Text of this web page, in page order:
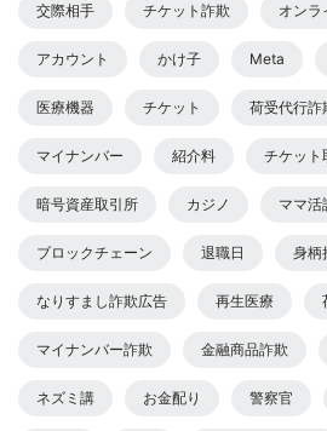
交際相手 チケット詐欺 オンラ
アカウント かけ子 Meta
医療機器 チケット 荷受代行詐
マイナンバー 紹介料 チケット
暗号資産取引所 カジノ ママ活
ブロックチェーン 退職日 身柄
なりすまし詐欺広告 再生医療
マイナンバー詐欺 金融商品詐欺
ネズミ講 お金配り 警察官